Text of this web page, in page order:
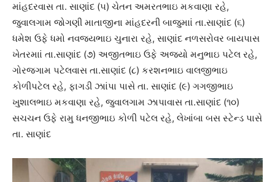
માંહદરવાસ તા. સાણાંદ (૫) ચેતન અમરતભાઇ મકવાણા રહે,
જુવાલગામ જોગણી માતાજીના માંહદરની બાજુમાાં તા.સાણાંદ (૬)
ધમેશ ઉફે ધમો નવજયભાઇ ચુનારા રહે, સાણાંદ નળસરોવર બાયપાસ
ખેતરમાાં તા.સાણાંદ (૭) અજીતભાઇ ઉફે અજયો મનુભાઇ પટેલ રહે,
ગોરજગામ પટેલવાસ તા.સાણાંદ (૮) કરશનભાઇ વાલજીભાઇ
કોળીપટેલ રહે, ફાગડી ઝાાંપા પાસે તા. સાણાંદ (૯) ગગજીભાઇ
ખુશાલભાઇ મકવાણા રહે, જુવાલગામ ઝાપાવાસ તા.સાણાંદ (૧૦)
સચચન ઉફે રામુ ધનજીભાઇ કોળી પટેલ રહે, લેખાંબા બસ સ્ટેન્ડ પાસે
તા. સાણાંદ